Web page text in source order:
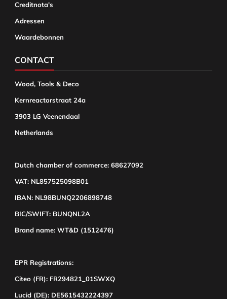
Creditnota's
Adressen
Waardebonnen
CONTACT
Wood, Tools & Deco
Kernreactorstraat 24a
3903 LG Veenendaal
Netherlands
Dutch chamber of commerce: 68627092
VAT: NL857525098B01
IBAN: NL98BUNQ2206898748
BIC/SWIFT: BUNQNL2A
Brand name: WT&D (1512476)
EPR Registrations:
Citeo (FR): FR294821_01SWXQ
Lucid (DE): DE5615432224397